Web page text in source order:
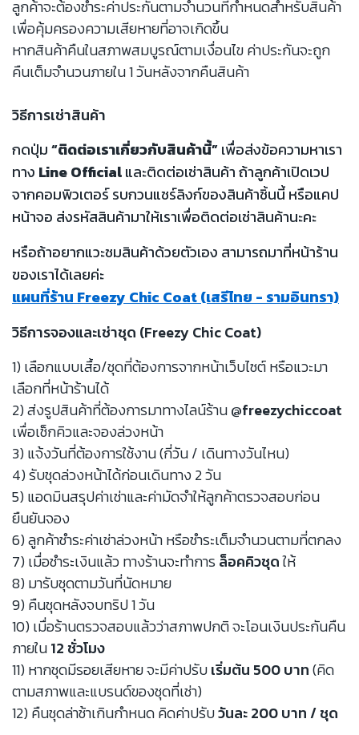
ลูกค้าจะต้องชำระค่าประกันตามจำนวนที่กำหนดสำหรับสินค้า
เพื่อคุ้มครองความเสียหายที่อาจเกิดขึ้น
หากสินค้าคืนในสภาพสมบูรณ์ตามเงื่อนไข ค่าประกันจะถูก
คืนเต็มจำนวนภายใน 1 วันหลังจากคืนสินค้า
วิธีการเช่าสินค้า
กดปุ่ม“ติดต่อเราเกี่ยวกับสินค้านี้”เพื่อส่งข้อความหาเรา
ทาง Line Officialและติดต่อเช่าสินค้า ถ้าลูกค้าเปิดเวป
จากคอมพิวเตอร์ รบกวนแชร์ลิงก์ของสินค้าชิ้นนี้ หรือแคป
หน้าจอ ส่งรหัสสินค้ามาให้เราเพื่อติดต่อเช่าสินค้านะคะ
หรือถ้าอยากแวะชมสินค้าด้วยตัวเอง สามารถมาที่หน้าร้าน
ของเราได้เลยค่ะ
แผนที่ร้าน Freezy Chic Coat (เสรีไทย - รามอินทรา)
วิธีการจองและเช่าชุด (Freezy Chic Coat)
1) เลือกแบบเสื้อ/ชุดที่ต้องการจากหน้าเว็บไซต์ หรือแวะมา
เลือกที่หน้าร้านได้
2) ส่งรูปสินค้าที่ต้องการมาทางไลน์ร้าน@freezychiccoat
เพื่อเช็กคิวและจองล่วงหน้า
3) แจ้งวันที่ต้องการใช้งาน (กี่วัน / เดินทางวันไหน)
4) รับชุดล่วงหน้าได้ก่อนเดินทาง 2 วัน
5) แอดมินสรุปค่าเช่าและค่ามัดจำให้ลูกค้าตรวจสอบก่อน
ยืนยันจอง
6) ลูกค้าชำระค่าเช่าล่วงหน้า หรือชำระเต็มจำนวนตามที่ตกลง
7) เมื่อชำระเงินแล้ว ทางร้านจะทำการล็อคคิวชุดให้
8) มารับชุดตามวันที่นัดหมาย
9) คืนชุดหลังจบทริป 1 วัน
10) เมื่อร้านตรวจสอบแล้วว่าสภาพปกติ จะโอนเงินประกันคืน
ภายใน12 ชั่วโมง
11) หากชุดมีรอยเสียหาย จะมีค่าปรับเริ่มต้น 500 บาท(คิด
ตามสภาพและแบรนด์ของชุดที่เช่า)
12) คืนชุดล่าช้าเกินกำหนด คิดค่าปรับวันละ 200 บาท / ชุด